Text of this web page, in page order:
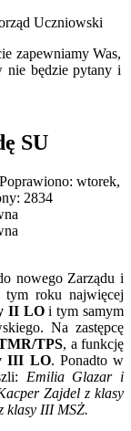
Uczniowski
zapewniamy Was,
nie będzie pytany i
SU
Poprawiono: wtorek,
2834
nowego Zarządu i
tym roku najwięcej
II LOi tym samym
Na zastępcę
TPS, a funkcję
III LO. Ponadto w
Emilia Glazar i
Zajdel z klasy
klasy III MSŻ.